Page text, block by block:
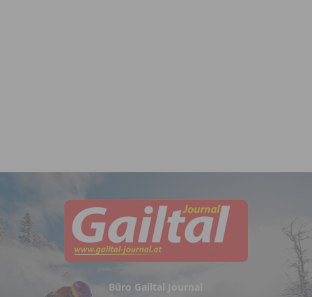
Büro Gailtal Journal